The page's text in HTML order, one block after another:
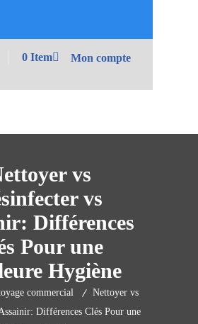
0 Item Mon compte
vs
vs
Différences
Pour une
Hygiène
commercial
Nettoyer vs
Différences Clés Pour une